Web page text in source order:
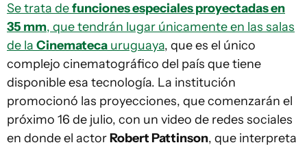
Se trata defunciones especiales proyectadas en
35 mm, que tendrán lugar únicamente en las salas
de la Cinemateca uruguaya, que es el único
complejo cinematográfico del país que tiene
disponible esa tecnología. La institución
promocionó las proyecciones, que comenzarán el
próximo 16 de julio, con un video de redes sociales
en donde el actorRobert Pattinson, que interpreta